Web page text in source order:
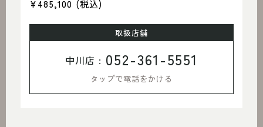
¥485,100 (税込)
取扱店舗
中川店 : 052-361-5551
タップで電話をかける